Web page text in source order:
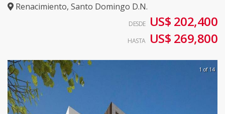
Renacimiento, Santo Domingo D.N.
DESDE US$ 202,400
HASTA US$ 269,800
1 of 14